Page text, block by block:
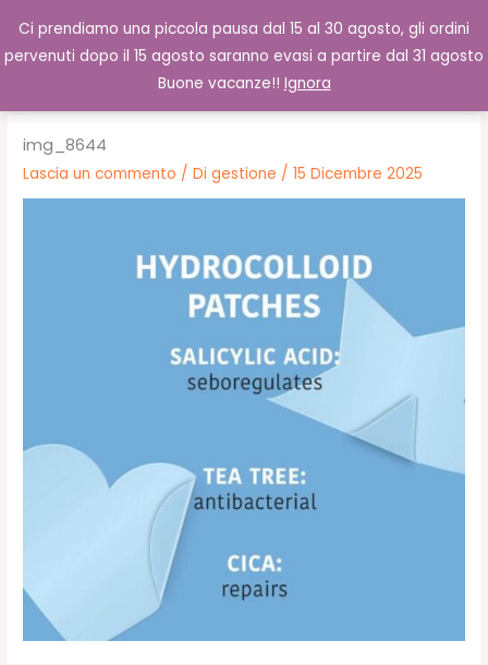
Ci prendiamo una piccola pausa dal 15 al 30 agosto, gli ordini
pervenuti dopo il 15 agosto saranno evasi a partire dal 31 agosto
Buone vacanze!! Ignora
contenuto
0,00€ Cerca
img_8644
Lascia un commento / Digestione /15 Dicembre 2025